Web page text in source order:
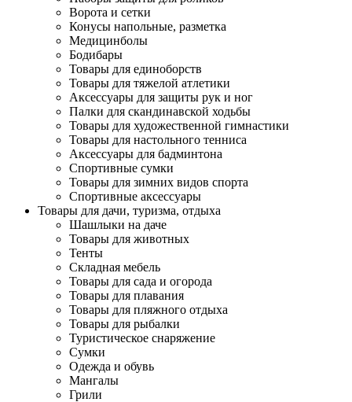
Ворота и сетки
Конусы напольные, разметка
Медицинболы
Бодибары
Товары для единоборств
Товары для тяжелой атлетики
Аксессуары для защиты рук и ног
Палки для скандинавской ходьбы
Товары для художественной гимнастики
Товары для настольного тенниса
Аксессуары для бадминтона
Спортивные сумки
Товары для зимних видов спорта
Спортивные аксессуары
Товары для дачи, туризма, отдыха
Шашлыки на даче
Товары для животных
Тенты
Складная мебель
Товары для сада и огорода
Товары для плавания
Товары для пляжного отдыха
Товары для рыбалки
Туристическое снаряжение
Сумки
Одежда и обувь
Мангалы
Грили